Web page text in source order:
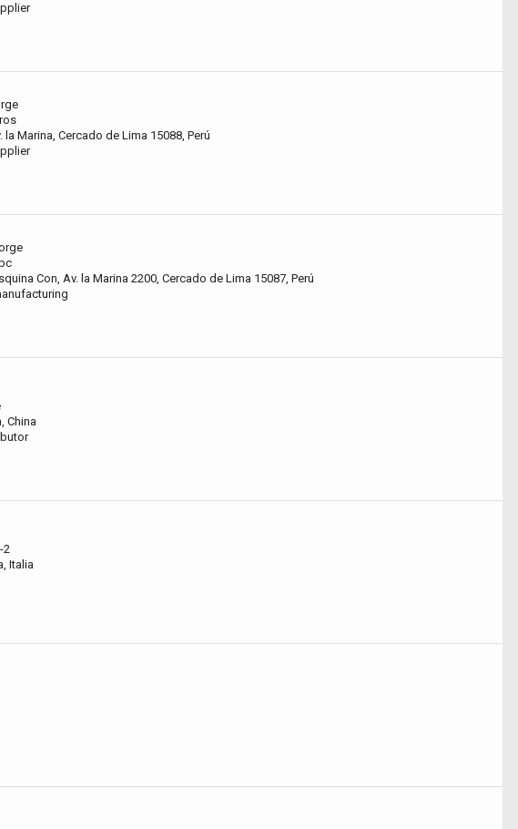
la Marina, Cercado de Lima 15088, Perú
Con, Av. la Marina 2200, Cercado de Lima 15087, Perú
China
2
Italia